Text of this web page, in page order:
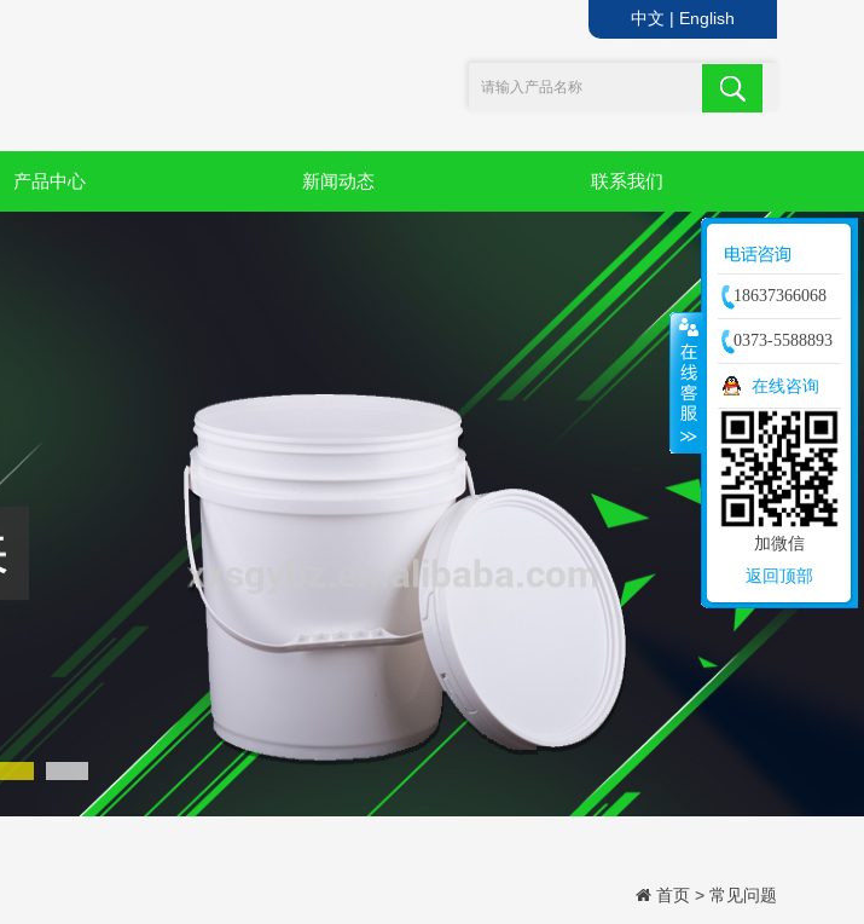
中文 | English
产品中心 新闻动态 联系我们
首页 > 常见问题
18637366068
0373-5588893
在线咨询
加微信
返回顶部